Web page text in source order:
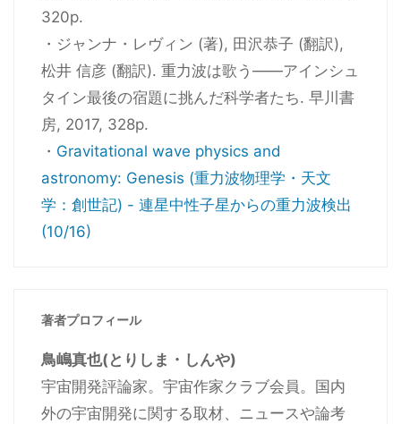
320p.
・ジャンナ・レヴィン (著), 田沢恭子 (翻訳),
松井 信彦 (翻訳). 重力波は歌う――アインシュ
タイン最後の宿題に挑んだ科学者たち. 早川書
房, 2017, 328p.
・ Gravitational wave physics and
astronomy: Genesis (重力波物理学・天文
学：創世記) - 連星中性子星からの重力波検出
(10/16)
著者プロフィール
鳥嶋真也(とりしま・しんや)
宇宙開発評論家。宇宙作家クラブ会員。国内
外の宇宙開発に関する取材、ニュースや論考